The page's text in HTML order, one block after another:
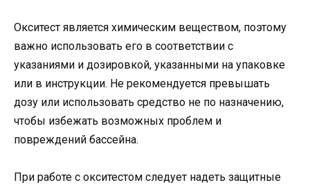
Окситест является химическим веществом, поэтому
важно использовать его в соответствии с
указаниями и дозировкой, указанными на упаковке
или в инструкции. Не рекомендуется превышать
дозу или использовать средство не по назначению,
чтобы избежать возможных проблем и
повреждений бассейна.
При работе с окситестом следует надеть защитные